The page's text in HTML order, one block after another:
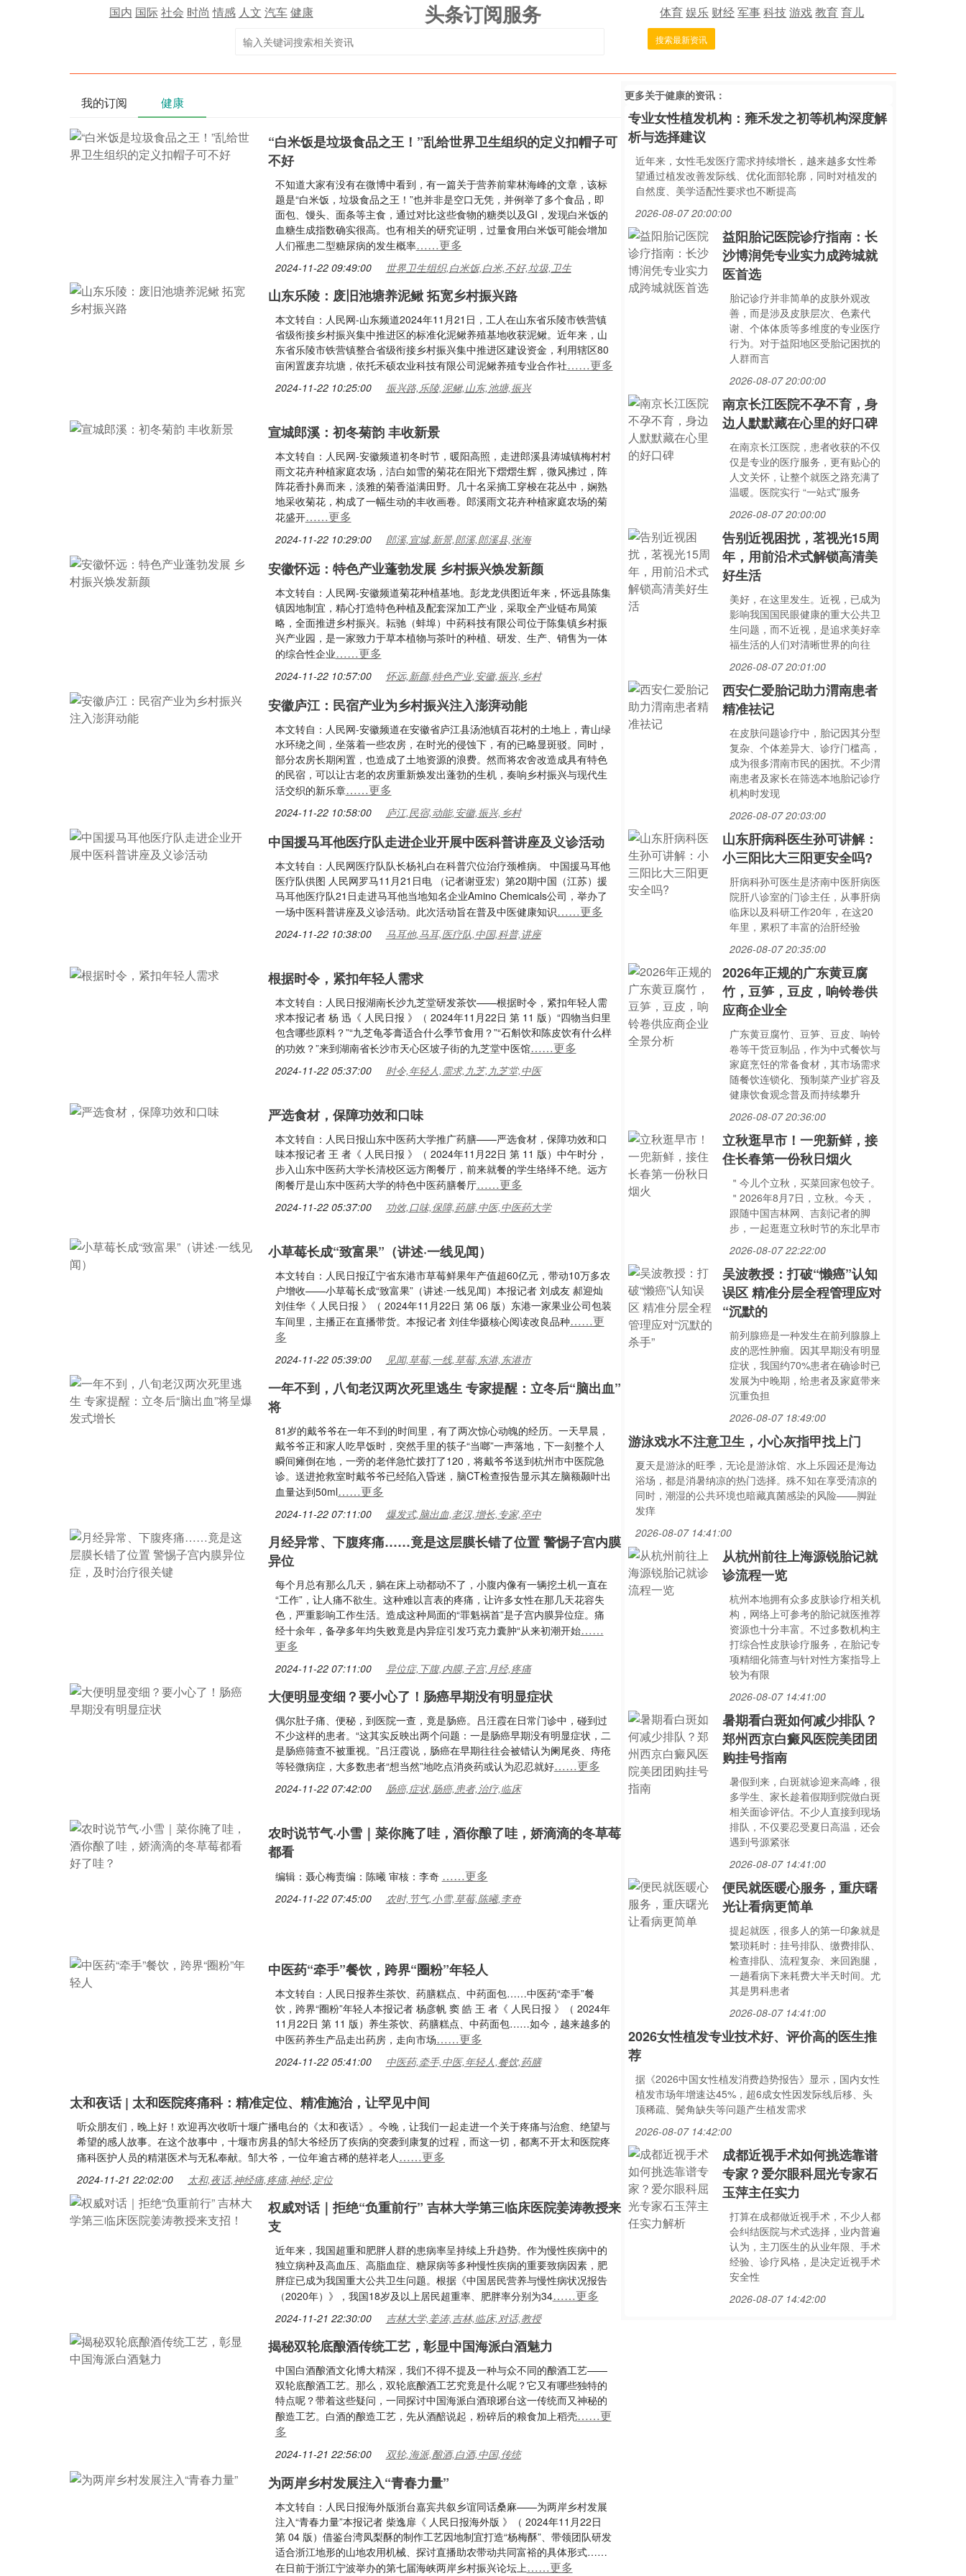
国内 国际社会 时尚 情感 人文 汽车健康 头条订阅服务 体育娱乐 财经军事科技游戏教育育儿
搜索最新资讯
我的订阅 健康
“白米饭是垃圾食品之王！”乱给世界卫生组织的定义扣帽子可
不好
不知道大家有没有在微博中看到，有一篇关于营养前辈林海峰的文章，该标
题是“白米饭，垃圾食品之王！”也并非是空口无凭，并例举了多个食品，即
面包、馒头、面条等主食，通过对比这些食物的糖类以及GI，发现白米饭的
血糖生成指数确实很高。也有相关的研究证明，过量食用白米饭可能会增加
人们罹患二型糖尿病的发生概率……更多
2024-11-22 09:49:00 世界卫生组织,白米饭,白米,不好,垃圾,卫生
山东乐陵：废旧池塘养泥鳅 拓宽乡村振兴路
本文转自：人民网-山东频道2024年11月21日，工人在山东省乐陵市铁营镇
省级衔接乡村振兴集中推进区的标准化泥鳅养殖基地收获泥鳅。近年来，山
东省乐陵市铁营镇整合省级衔接乡村振兴集中推进区建设资金，利用辖区80
亩闲置废弃坑塘，依托禾硕农业科技有限公司泥鳅养殖专业合作社……更多
2024-11-22 10:25:00 振兴路,乐陵,泥鳅,山东,池塘,振兴
宣城郎溪：初冬菊韵 丰收新景
本文转自：人民网-安徽频道初冬时节，暖阳高照，走进郎溪县涛城镇梅村村
雨文花卉种植家庭农场，洁白如雪的菊花在阳光下熠熠生辉，微风拂过，阵
阵花香扑鼻而来，淡雅的菊香溢满田野。几十名采摘工穿梭在花丛中，娴熟
地采收菊花，构成了一幅生动的丰收画卷。郎溪雨文花卉种植家庭农场的菊
花盛开……更多
2024-11-22 10:29:00 郎溪,宣城,新景,郎溪,郎溪县,张海
安徽怀远：特色产业蓬勃发展 乡村振兴焕发新颜
本文转自：人民网-安徽频道菊花种植基地。彭龙龙供图近年来，怀远县陈集
镇因地制宜，精心打造特色种植及配套深加工产业，采取全产业链布局策
略，全面推进乡村振兴。耘驰（蚌埠）中药科技有限公司位于陈集镇乡村振
兴产业园，是一家致力于草本植物与茶叶的种植、研发、生产、销售为一体
的综合性企业……更多
2024-11-22 10:57:00 怀远,新颜,特色产业,安徽,振兴,乡村
安徽庐江：民宿产业为乡村振兴注入澎湃动能
本文转自：人民网-安徽频道在安徽省庐江县汤池镇百花村的土地上，青山绿
水环绕之间，坐落着一些农房，在时光的侵蚀下，有的已略显斑驳。同时，
部分农房长期闲置，也造成了土地资源的浪费。然而将农舍改造成具有特色
的民宿，可以让古老的农房重新焕发出蓬勃的生机，奏响乡村振兴与现代生
活交织的新乐章……更多
2024-11-22 10:58:00 庐江,民宿,动能,安徽,振兴,乡村
中国援马耳他医疗队走进企业开展中医科普讲座及义诊活动
本文转自：人民网医疗队队长杨礼白在科普穴位治疗颈椎病。 中国援马耳他
医疗队供图 人民网罗马11月21日电 （记者谢亚宏）第20期中国（江苏）援
马耳他医疗队21日走进马耳他当地知名企业Amino Chemicals公司，举办了
一场中医科普讲座及义诊活动。此次活动旨在普及中医健康知识……更多
2024-11-22 10:38:00 马耳他,马耳,医疗队,中国,科普,讲座
根据时令，紧扣年轻人需求
本文转自：人民日报湖南长沙九芝堂研发茶饮——根据时令，紧扣年轻人需
求本报记者 杨 迅《 人民日报 》（ 2024年11月22日 第 11 版）“四物当归里
包含哪些原料？”“九芝龟苓膏适合什么季节食用？”“石斛饮和陈皮饮有什么样
的功效？”来到湖南省长沙市天心区坡子街的九芝堂中医馆……更多
2024-11-22 05:37:00 时令,年轻人,需求,九芝,九芝堂,中医
严选食材，保障功效和口味
本文转自：人民日报山东中医药大学推广药膳——严选食材，保障功效和口
味本报记者 王 者《 人民日报 》（ 2024年11月22日 第 11 版）中午时分，
步入山东中医药大学长清校区远方阁餐厅，前来就餐的学生络绎不绝。远方
阁餐厅是山东中医药大学的特色中医药膳餐厅……更多
2024-11-22 05:37:00 功效,口味,保障,药膳,中医,中医药大学
小草莓长成“致富果”（讲述·一线见闻）
本文转自：人民日报辽宁省东港市草莓鲜果年产值超60亿元，带动10万多农
户增收——小草莓长成“致富果”（讲述·一线见闻）本报记者 刘成友 郝迎灿
刘佳华《 人民日报 》（ 2024年11月22日 第 06 版）东港一家果业公司包装
车间里，主播正在直播带货。本报记者 刘佳华摄核心阅读改良品种……更
多
2024-11-22 05:39:00 见闻,草莓,一线,草莓,东港,东港市
一年不到，八旬老汉两次死里逃生 专家提醒：立冬后“脑出血”
将
81岁的戴爷爷在一年不到的时间里，有了两次惊心动魄的经历。一天早晨，
戴爷爷正和家人吃早饭时，突然手里的筷子“当啷”一声落地，下一刻整个人
瞬间瘫倒在地，一旁的老伴急忙拨打了120，将戴爷爷送到杭州市中医院急
诊。送进抢救室时戴爷爷已经陷入昏迷，脑CT检查报告显示其左脑额颞叶出
血量达到50ml……更多
2024-11-22 07:11:00 爆发式,脑出血,老汉,增长,专家,卒中
月经异常、下腹疼痛……竟是这层膜长错了位置 警惕子宫内膜
异位
每个月总有那么几天，躺在床上动都动不了，小腹内像有一辆挖土机一直在
“工作”，让人痛不欲生。这种难以言表的疼痛，让许多女性在那几天花容失
色，严重影响工作生活。造成这种局面的“罪魁祸首”是子宫内膜异位症。痛
经十余年，备孕多年均失败竟是内异症引发巧克力囊肿“从来初潮开始……
更多
2024-11-22 07:11:00 异位症,下腹,内膜,子宫,月经,疼痛
大便明显变细？要小心了！肠癌早期没有明显症状
偶尔肚子痛、便秘，到医院一查，竟是肠癌。吕汪霞在日常门诊中，碰到过
不少这样的患者。“这其实反映出两个问题：一是肠癌早期没有明显症状，二
是肠癌筛查不被重视。”吕汪霞说，肠癌在早期往往会被错认为阑尾炎、痔疮
等轻微病症，大多数患者“想当然”地吃点消炎药或认为忍忍就好……更多
2024-11-22 07:42:00 肠癌,症状,肠癌,患者,治疗,临床
农时说节气·小雪｜菜你腌了哇，酒你酿了哇，娇滴滴的冬草莓
都看
编辑：聂心梅责编：陈曦 审核：李奇 ……更多
2024-11-22 07:45:00 农时,节气,小雪,草莓,陈曦,李奇
中医药“牵手”餐饮，跨界“圈粉”年轻人
本文转自：人民日报养生茶饮、药膳糕点、中药面包……中医药“牵手”餐
饮，跨界“圈粉”年轻人本报记者 杨彦帆 窦 皓 王 者《 人民日报 》（ 2024年
11月22日 第 11 版）养生茶饮、药膳糕点、中药面包……如今，越来越多的
中医药养生产品走出药房，走向市场……更多
2024-11-22 05:41:00 中医药,牵手,中医,年轻人,餐饮,药膳
太和夜话 | 太和医院疼痛科：精准定位、精准施治，让罕见中间
听众朋友们，晚上好！欢迎再次收听十堰广播电台的《太和夜话》。今晚，让我们一起走进一个关于疼痛与治愈、绝望与
希望的感人故事。在这个故事中，十堰市房县的邹大爷经历了疾病的突袭到康复的过程，而这一切，都离不开太和医院疼
痛科医护人员的精湛医术与无私奉献。邹大爷，一位年逾古稀的慈祥老人……更多
2024-11-21 22:02:00 太和,夜话,神经痛,疼痛,神经,定位
权威对话｜拒绝“负重前行” 吉林大学第三临床医院姜涛教授来
支
近年来，我国超重和肥胖人群的患病率呈持续上升趋势。作为慢性疾病中的
独立病种及高血压、高脂血症、糖尿病等多种慢性疾病的重要致病因素，肥
胖症已成为我国重大公共卫生问题。根据《中国居民营养与慢性病状况报告
（2020年）》，我国18岁及以上居民超重率、肥胖率分别为34……更多
2024-11-21 22:30:00 吉林大学,姜涛,吉林,临床,对话,教授
揭秘双轮底酿酒传统工艺，彰显中国海派白酒魅力
中国白酒酿酒文化博大精深，我们不得不提及一种与众不同的酿酒工艺——
双轮底酿酒工艺。那么，双轮底酿酒工艺究竟是什么呢？它又有哪些独特的
特点呢？带着这些疑问，一同探讨中国海派白酒琅琊台这一传统而又神秘的
酿造工艺。白酒的酿造工艺，先从酒醅说起，粉碎后的粮食加上稻壳……更
多
2024-11-21 22:56:00 双轮,海派,酿酒,白酒,中国,传统
为两岸乡村发展注入“青春力量”
本文转自：人民日报海外版浙台嘉宾共叙乡谊同话桑麻——为两岸乡村发展
注入“青春力量”本报记者 柴逸扉《 人民日报海外版 》（ 2024年11月22日
第 04 版）借鉴台湾凤梨酥的制作工艺因地制宜打造“杨梅酥”、带领团队研发
适合浙江地形的山地农用机械、探讨直播助农带动共同富裕的具体形式……
在日前于浙江宁波举办的第七届海峡两岸乡村振兴论坛上……更多
更多关于健康的资讯：
专业女性植发机构：雍禾发之初等机构深度解
析与选择建议
近年来，女性毛发医疗需求持续增长，越来越多女性希
望通过植发改善发际线、优化面部轮廓，同时对植发的
自然度、美学适配性要求也不断提高
2026-08-07 20:00:00
益阳胎记医院诊疗指南：长
沙博润凭专业实力成跨城就
医首选
胎记诊疗并非简单的皮肤外观改
善，而是涉及皮肤层次、色素代
谢、个体体质等多维度的专业医疗
行为。对于益阳地区受胎记困扰的
人群而言
2026-08-07 20:00:00
南京长江医院不孕不育，身
边人默默藏在心里的好口碑
在南京长江医院，患者收获的不仅
仅是专业的医疗服务，更有贴心的
人文关怀，让整个就医之路充满了
温暖。医院实行 “一站式”服务
2026-08-07 20:00:00
告别近视困扰，茗视光15周
年，用前沿术式解锁高清美
好生活
美好，在这里发生。近视，已成为
影响我国国民眼健康的重大公共卫
生问题，而不近视，是追求美好幸
福生活的人们对清晰世界的向往
2026-08-07 20:01:00
西安仁爱胎记助力渭南患者
精准祛记
在皮肤问题诊疗中，胎记因其分型
复杂、个体差异大、诊疗门槛高，
成为很多渭南市民的困扰。不少渭
南患者及家长在筛选本地胎记诊疗
机构时发现
2026-08-07 20:03:00
山东肝病科医生孙可讲解：
小三阳比大三阳更安全吗?
肝病科孙可医生是济南中医肝病医
院肝八诊室的门诊主任，从事肝病
临床以及科研工作20年，在这20
年里，累积了丰富的治肝经验
2026-08-07 20:35:00
2026年正规的广东黄豆腐
竹，豆笋，豆皮，响铃卷供
应商企业全
广东黄豆腐竹、豆笋、豆皮、响铃
卷等干货豆制品，作为中式餐饮与
家庭烹饪的常备食材，其市场需求
随餐饮连锁化、预制菜产业扩容及
健康饮食观念普及而持续攀升
2026-08-07 20:36:00
立秋逛早市！一兜新鲜，接
住长春第一份秋日烟火
＂今儿个立秋，买菜回家包饺子。
＂2026年8月7日，立秋。今天，
跟随中国吉林网、吉刻记者的脚
步，一起逛逛立秋时节的东北早市
2026-08-07 22:22:00
吴波教授：打破“懒癌”认知
误区 精准分层全程管理应对
“沉默的
前列腺癌是一种发生在前列腺腺上
皮的恶性肿瘤。因其早期没有明显
症状，我国约70%患者在确诊时已
发展为中晚期，给患者及家庭带来
沉重负担
2026-08-07 18:49:00
游泳戏水不注意卫生，小心灰指甲找上门
夏天是游泳的旺季，无论是游泳馆、水上乐园还是海边
浴场，都是消暑纳凉的热门选择。殊不知在享受清凉的
同时，潮湿的公共环境也暗藏真菌感染的风险——脚趾
发痒
2026-08-07 14:41:00
从杭州前往上海源锐胎记就
诊流程一览
杭州本地拥有众多皮肤诊疗相关机
构，网络上可参考的胎记就医推荐
资源也十分丰富。不过多数机构主
打综合性皮肤诊疗服务，在胎记专
项精细化筛查与针对性方案指导上
较为有限
2026-08-07 14:41:00
暑期看白斑如何减少排队？
郑州西京白癜风医院美团团
购挂号指南
暑假到来，白斑就诊迎来高峰，很
多学生、家长趁着假期到院做白斑
相关面诊评估。不少人直接到现场
排队，不仅要忍受夏日高温，还会
遇到号源紧张
2026-08-07 14:41:00
便民就医暖心服务，重庆曙
光让看病更简单
提起就医，很多人的第一印象就是
繁琐耗时：挂号排队、缴费排队、
检查排队、流程复杂、来回跑腿，
一趟看病下来耗费大半天时间。尤
其是男科患者
2026-08-07 14:41:00
2026女性植发专业技术好、评价高的医生推
荐
据《2026中国女性植发消费趋势报告》显示，国内女性
植发市场年增速达45%，超6成女性因发际线后移、头
顶稀疏、鬓角缺失等问题产生植发需求
2026-08-07 14:42:00
成都近视手术如何挑选靠谱
专家？爱尔眼科屈光专家石
玉萍主任实力
打算在成都做近视手术，不少人都
会纠结医院与术式选择，业内普遍
认为，主刀医生的从业年限、手术
经验、诊疗风格，是决定近视手术
安全性
2026-08-07 14:42:00